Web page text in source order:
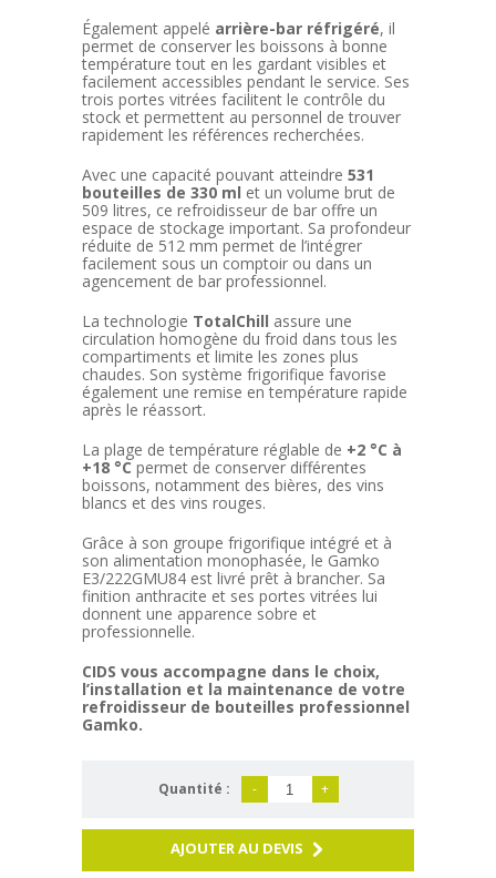
Également appelé arrière-bar réfrigéré, il
permet de conserver les boissons à bonne
température tout en les gardant visibles et
facilement accessibles pendant le service. Ses
trois portes vitrées facilitent le contrôle du
stock et permettent au personnel de trouver
rapidement les références recherchées.
Avec une capacité pouvant atteindre 531
bouteilles de 330 ml et un volume brut de
509 litres, ce refroidisseur de bar offre un
espace de stockage important. Sa profondeur
réduite de 512 mm permet de l’intégrer
facilement sous un comptoir ou dans un
agencement de bar professionnel.
La technologie TotalChill assure une
circulation homogène du froid dans tous les
compartiments et limite les zones plus
chaudes. Son système frigorifique favorise
également une remise en température rapide
après le réassort.
La plage de température réglable de +2 °C à
+18 °Cpermet de conserver différentes
boissons, notamment des bières, des vins
blancs et des vins rouges.
Grâce à son groupe frigorifique intégré et à
son alimentation monophasée, le Gamko
E3/222GMU84 est livré prêt à brancher. Sa
finition anthracite et ses portes vitrées lui
donnent une apparence sobre et
professionnelle.
CIDS vous accompagne dans le choix,
l’installation et la maintenance de votre
refroidisseur de bouteilles professionnel
Gamko.
Quantité : - +
AJOUTER AU DEVIS